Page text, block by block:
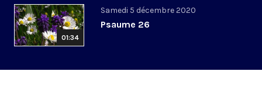
01:34
Samedi 5 décembre 2020
Psaume 26